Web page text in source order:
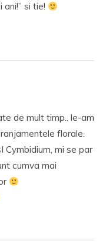
ani!” si tie!
de mult timp.. le-am
florale.
Cymbidium, mi se par
cumva mai